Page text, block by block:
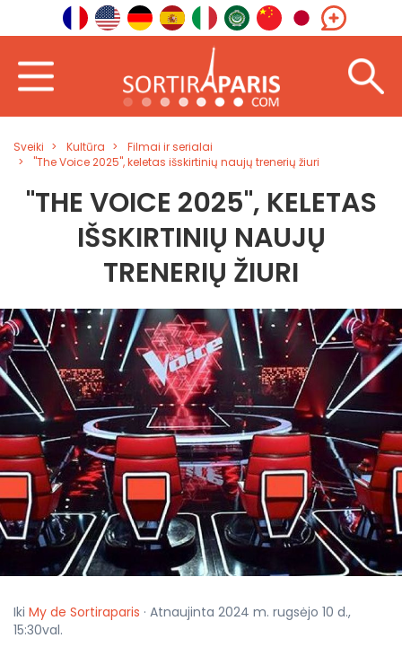
Sveiki Kultūra
Filmai ir serialai
"The Voice 2025", keletas išskirtinių naujų trenerių žiuri
"THE VOICE 2025", KELETAS
IŠSKIRTINIŲ NAUJŲ
TRENERIŲ ŽIURI
Iki My de Sortiraparis · Atnaujinta 2024 m. rugsėjo 10 d.,
15:30val.